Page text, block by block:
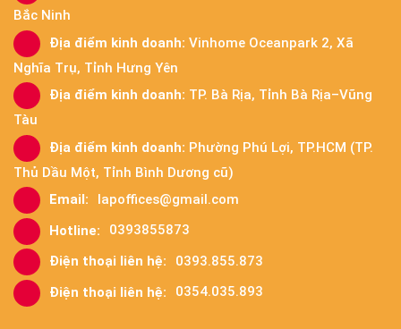
Bắc Ninh
Địa điểm kinh doanh: Vinhome Oceanpark 2, Xã
Nghĩa Trụ, Tỉnh Hưng Yên
Địa điểm kinh doanh: TP. Bà Rịa, Tỉnh Bà Rịa–Vũng
Tàu
Địa điểm kinh doanh: Phường Phú Lợi, TP.HCM (TP.
Thủ Dầu Một, Tỉnh Bình Dương cũ)
Email:
lapoffices@gmail.com
Hotline:
0393855873
Điện thoại liên hệ:
0393.855.873
Điện thoại liên hệ:
0354.035.893